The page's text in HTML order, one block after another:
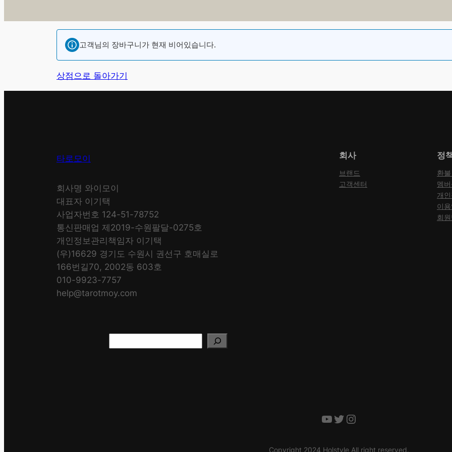
고객님의 장바구니가 현재 비어있습니다.
상점으로 돌아가기
타로모이
회사명 와이모이
대표자 이기택
사업자번호 124-51-78752
통신판매업 제2019-수원팔달-0275호
개인정보관리책임자 이기택
(우)16629 경기도 수원시 권선구 호매실로
166번길70, 2002동 603호
010-9923-7757
help@tarotmoy.com
회사
브랜드
고객센터
정
환
멤
개
이
회
YouTube
Twitter
Instagram
Copyright 2024 Holstyle All right reserved.